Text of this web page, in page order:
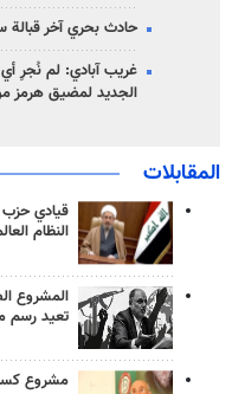
حادث بحري آخر
غريب آبادي: لم نُجرِ أي
الجديد لمضيق هرمز
المقابلات
قيادي حزب
النظام
المشروع
تعيد رسم
مشروع